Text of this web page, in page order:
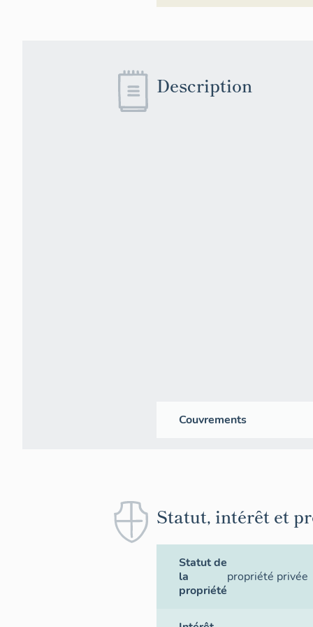
Description
Couvrements
Statut, intérêt et
Statut de
la
propriété
propriété privée